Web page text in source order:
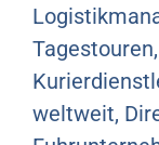
weltweit,